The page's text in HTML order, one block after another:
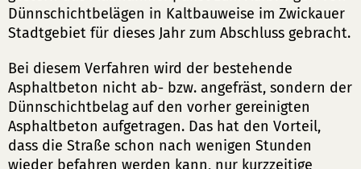
Dünnschichtbelägen in Kaltbauweise im Zwickauer
Stadtgebiet für dieses Jahr zum Abschluss gebracht.
Bei diesem Verfahren wird der bestehende
Asphaltbeton nicht ab- bzw. angefräst, sondern der
Dünnschichtbelag auf den vorher gereinigten
Asphaltbeton aufgetragen. Das hat den Vorteil,
dass die Straße schon nach wenigen Stunden
wieder befahren werden kann, nur kurzzeitige